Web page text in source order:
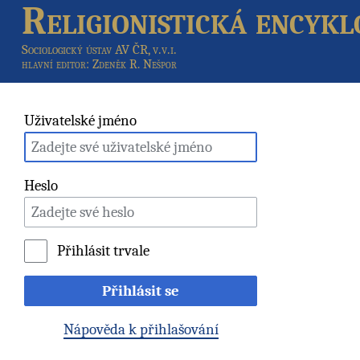
Religionistická
Sociologický ústav AV ČR, v.v.i.
hlavní editor: Zdeněk R. Nešpor
Uživatelské jméno
Heslo
Přihlásit trvale
Přihlásit se
Nápověda k přihlašování